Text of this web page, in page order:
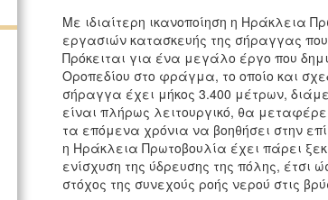
Με ιδιαίτερη ικανοποίηση η Ηράκλεια
εργασιών κατασκευής της σήραγγας
Πρόκειται για ένα μεγάλο έργο που
Οροπεδίου στο φράγμα, το οποίο και
σήραγγα έχει μήκος 3.400 μέτρων,
είναι πλήρως λειτουργικό, θα
τα επόμενα χρόνια να βοηθήσει στην
η Ηράκλεια Πρωτοβουλία έχει πάρει
ενίσχυση της ύδρευσης της πόλης,
στόχος της συνεχούς ροής νερού στις